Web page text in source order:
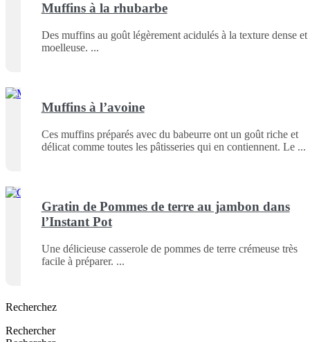
Muffins à la rhubarbe
Des muffins au goût légèrement acidulés à la texture dense et
moelleuse.
Muffins à l’avoine
Ces muffins préparés avec du babeurre ont un goût riche et
délicat comme toutes les pâtisseries qui en contiennent. Le
Gratin de Pommes de terre au jambon dans
l’Instant Pot
Une délicieuse casserole de pommes de terre crémeuse très
facile à préparer.
Recherchez
Rechercher